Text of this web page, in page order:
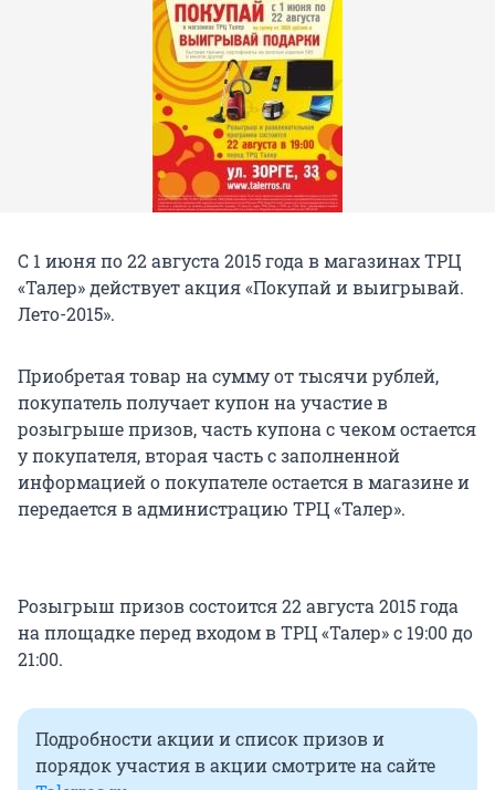
С 1 июня по 22 августа 2015 года в магазинах ТРЦ
«Талер» действует акция «Покупай и выигрывай.
Лето-2015».
Приобретая товар на сумму от тысячи рублей,
покупатель получает купон на участие в
розыгрыше призов, часть купона с чеком остается
у покупателя, вторая часть с заполненной
информацией о покупателе остается в магазине и
передается в администрацию ТРЦ «Талер».
Розыгрыш призов состоится 22 августа 2015 года
на площадке перед входом в ТРЦ «Талер» с 19:00 до
21:00.
Подробности акции и список призов и
порядок участия в акции смотрите на сайте